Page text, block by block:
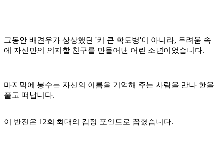
그동안 배견우가 상상했던 '키 큰 학도병'이 아니라, 두려움 속
에 자신만의 의지할 친구를 만들어낸 어린 소년이었습니다.
마지막에 봉수는 자신의 이름을 기억해 주는 사람을 만나 한을
풀고 떠납니다.
이 반전은 12회 최대의 감정 포인트로 꼽혔습니다.